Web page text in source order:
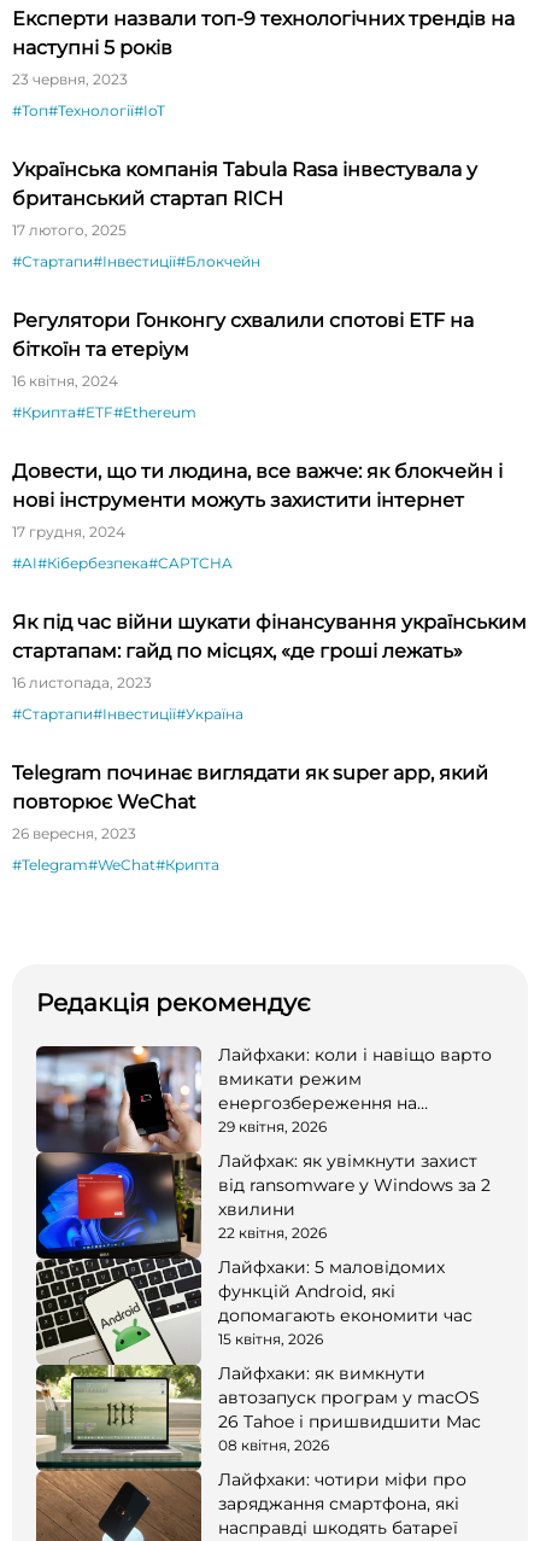
Експерти назвали топ-9 технологічних трендів на
наступні 5 років
23 червня, 2023
#Топ#Технології#IoT
Українська компанія Tabula Rasa інвестувала у
британський стартап RICH
17 лютого, 2025
#Стартапи#Інвестиції#Блокчейн
Регулятори Гонконгу схвалили спотові ETF на
біткоїн та етеріум
16 квітня, 2024
#Крипта#ETF#Ethereum
Довести, що ти людина, все важче: як блокчейн і
нові інструменти можуть захистити інтернет
17 грудня, 2024
#AI#Кібербезпека#CAPTCHA
Як під час війни шукати фінансування українським
стартапам: гайд по місцях, «де гроші лежать»
16 листопада, 2023
#Стартапи#Інвестиції#Україна
Telegram починає виглядати як super app, який
повторює WeChat
26 вересня, 2023
#Telegram#WeChat#Крипта
Редакція рекомендує
Лайфхаки: коли і навіщо варто
вмикати режим
енергозбереження на
смартфоні
29 квітня, 2026
Лайфхак: як увімкнути захист
від ransomware у Windows за 2
хвилини
22 квітня, 2026
Лайфхаки: 5 маловідомих
функцій Android, які
допомагають економити час
15 квітня, 2026
Лайфхаки: як вимкнути
автозапуск програм у macOS
26 Tahoe і пришвидшити Mac
08 квітня, 2026
Лайфхаки: чотири міфи про
заряджання смартфона, які
насправді шкодять батареї